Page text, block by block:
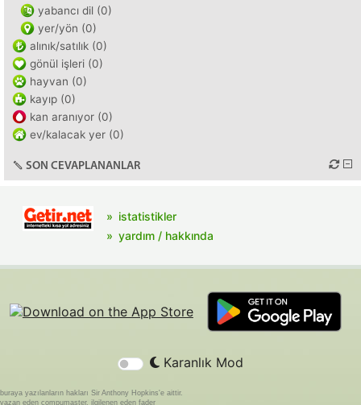
yabancı dil (0)
yer/yön (0)
alınık/satılık (0)
gönül işleri (0)
hayvan (0)
kayıp (0)
kan aranıyor (0)
ev/kalacak yer (0)
SON CEVAPLANANLAR
istatistikler
yardım / hakkında
Karanlık Mod
buraya yazılanların hakları Sir Anthony Hopkins'e aittir.
yazan eden compumaster, ilgilenen eden fader